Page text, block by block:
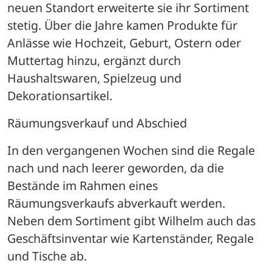
neuen Standort erweiterte sie ihr Sortiment
stetig. Über die Jahre kamen Produkte für
Anlässe wie Hochzeit, Geburt, Ostern oder
Muttertag hinzu, ergänzt durch
Haushaltswaren, Spielzeug und
Dekorationsartikel.
Räumungsverkauf und Abschied
In den vergangenen Wochen sind die Regale
nach und nach leerer geworden, da die
Bestände im Rahmen eines
Räumungsverkaufs abverkauft werden.
Neben dem Sortiment gibt Wilhelm auch das
Geschäftsinventar wie Kartenständer, Regale
und Tische ab.